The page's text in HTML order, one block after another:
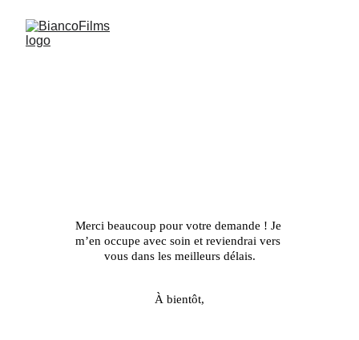
Merci beaucoup pour votre demande ! Je
m’en occupe avec soin et reviendrai vers
vous dans les meilleurs délais.
À bientôt,